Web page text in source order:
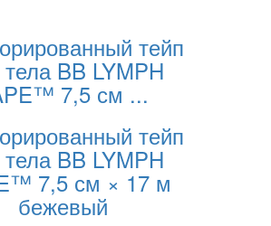
тейп
BB LYMPH
7,5 см ...
тейп
BB LYMPH
7,5 см × 17 м
бежевый